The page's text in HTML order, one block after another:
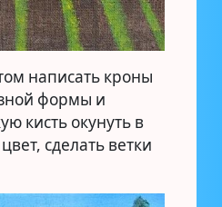
написать кроны
формы и
кисть окунуть в
сделать ветки